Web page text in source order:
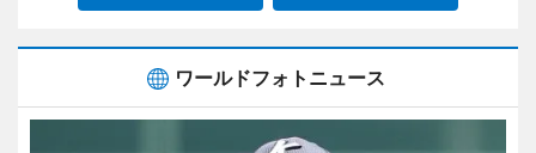
ワールドフォトニュース